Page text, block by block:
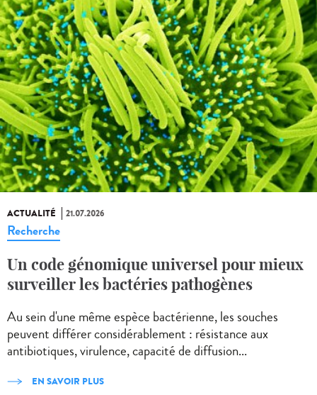
ACTUALITÉ 21.07.2026
Recherche
Un code génomique universel pour mieux
surveiller les bactéries pathogènes
Au sein d'une même espèce bactérienne, les souches
peuvent différer considérablement : résistance aux
antibiotiques, virulence, capacité de diffusion...
EN SAVOIR PLUS